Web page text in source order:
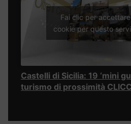
Fai clic per
cookie per questo
Castelli di Sicilia: 19 ‘mini
turismo di prossimità